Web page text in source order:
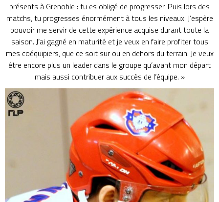
présents à Grenoble : tu es obligé de progresser. Puis lors des
matchs, tu progresses énormément à tous les niveaux. J’espère
pouvoir me servir de cette expérience acquise durant toute la
saison. J’ai gagné en maturité et je veux en faire profiter tous
mes coéquipiers, que ce soit sur ou en dehors du terrain. Je veux
être encore plus un leader dans le groupe qu’avant mon départ
mais aussi contribuer aux succès de l’équipe. »